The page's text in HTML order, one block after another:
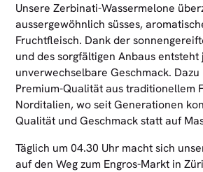
Unsere Zerbinati-Wassermelone
aussergewöhnlich süsses,
Fruchtfleisch. Dank der
und des sorgfältigen Anbaus entsteht
unverwechselbare Geschmack.
Premium-Qualität aus traditionellem
Norditalien, wo seit Generationen
Qualität und Geschmack statt auf
Täglich um 04.30 Uhr macht sich
auf den Weg zum Engros-Markt in